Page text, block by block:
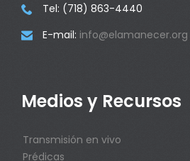
 Tel: (718) 863-4440
 E-mail: info@elamanecer.org
Medios y Recursos
Transmisión en vivo
Prédicas